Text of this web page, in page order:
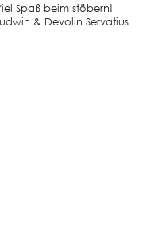
Spaß beim stöbern!
& Devolin Servatius